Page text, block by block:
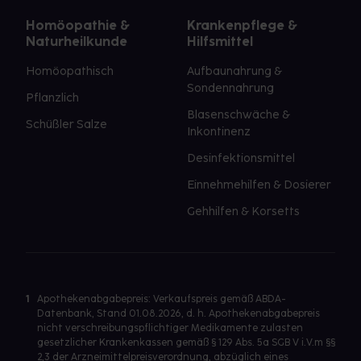
Homöopathie &
Naturheilkunde
Homöopathisch
Pflanzlich
Schüßler Salze
Krankenpflege &
Hilfsmittel
Aufbaunahrung &
Sondennahrung
Blasenschwäche &
Inkontinenz
Desinfektionsmittel
Einnehmehilfen & Dosierer
Gehhilfen & Korsetts
1
Apothekenabgabepreis: Verkaufspreis gemäß ABDA-
Datenbank, Stand 01.08.2026, d. h. Apothekenabgabepreis
nicht verschreibungspflichtiger Medikamente zulasten
gesetzlicher Krankenkassen gemäß § 129 Abs. 5a SGB V i.V.m §§
2,3 der Arzneimittelpreisverordnung, abzüglich eines